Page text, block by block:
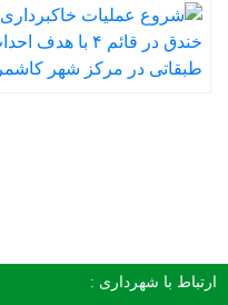
ارتباط با شهرداری :